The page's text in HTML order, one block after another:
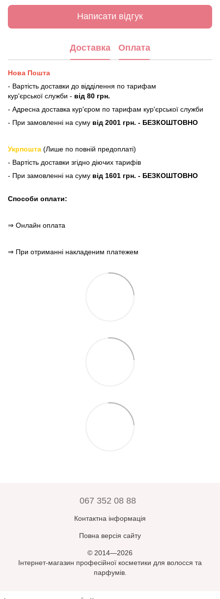
Написати відгук
Доставка Оплата
Нова Пошта
- Вартість доставки до відділення по тарифам
кур'єрської служби - від 80 грн.
- Адресна доставка кур'єром по тарифам кур'єрської служби
- При замовленні на суму від 2001 грн. - БЕЗКОШТОВНО
Укрпошта (Лише по повній предоплаті)
- Вартість доставки згідно діючих тарифів
- При замовленні на суму від 1601 грн. - БЕЗКОШТОВНО
Способи оплати:
⇒ Онлайн оплата
⇒ При отриманні накладеним платежем
067 352 08 88
Контактна інформація
Повна версія сайту
© 2014—2026
Інтернет-магазин професійної косметики для волосся та
парфумів.